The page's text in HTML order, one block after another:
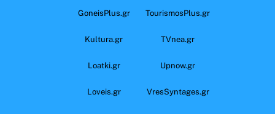
GoneisPlus.gr TourismosPlus.gr
Kultura.gr TVnea.gr
Loatki.gr Upnow.gr
Loveis.gr VresSyntages.gr